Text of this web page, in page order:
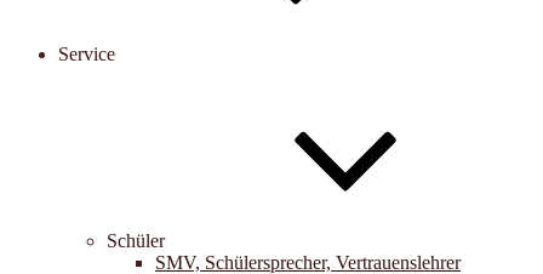
Service
Schüler
SMV, Schülersprecher, Vertrauenslehrer